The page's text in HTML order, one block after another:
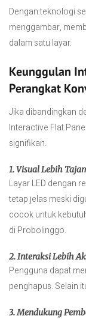
Dengan teknologi
menggambar,
dalam satu layar.
Keunggulan
Perangkat
Jika dibandingkan
Interactive Flat
signifikan.
1. Visual Lebih
Layar LED dengan
tetap jelas meski
cocok untuk
di Probolinggo.
2. Interaksi Lebih
Pengguna dapat
penghapus. Selain
3. Mendukung